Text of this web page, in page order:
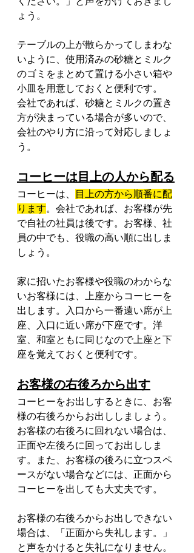
ょう。
テーブルの上が散らかってしまわな
いように、使用済みの砂糖とミルク
のゴミをまとめて置ける小さい箱や
小皿を用意しておくと便利です。
会社であれば、砂糖とミルクの置き
方が決まっている場合が多いので、
会社のやり方に沿って対応しましょ
う。
コーヒーは目上の人から配る
コーヒーは、
目上の方から順番に配
ります。会社であれば、お客様が先
で自社の社員は後です。お客様、社
員の中でも、役職の高い順に出しま
しょう。
家に招いたお客様や役職のわからな
いお客様には、上座からコーヒーを
出します。入口から一番遠い席が上
座、入口に近い席が下座です。洋
室、和室ともに同じなので上座と下
座を覚えておくと便利です。
お客様の右後ろから出す
コーヒーをお出しするときに、お客
様の右後ろからお出ししましょう。
お客様の右後ろに回れない場合は、
正面や左後ろに回ってお出ししま
す。また、お客様の後ろに立つスペ
ースがない場合などには、正面から
コーヒーを出しても大丈夫です。
お客様の右後ろからお出しできない
場合は、「正面から失礼します。」
と声をかけると失礼になりません。